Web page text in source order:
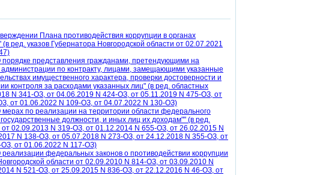
Плана противодействия коррупции в органах
ред. указов Губернатора Новгородской области от 02.07.2021
представления гражданами, претендующими на
по контракту, лицами, замещающими указанные
имущественного характера, проверки достоверности и
контроля за расходами указанных лиц" (в ред. областных
N 341-ОЗ, от 04.06.2019 N 424-ОЗ, от 05.11.2019 N 475-ОЗ, от
от 01.06.2022 N 109-ОЗ, от 04.07.2022 N 130-ОЗ)
по реализации на территории области федерального
должности, и иных лиц их доходам"" (в ред.
02.09.2013 N 319-ОЗ, от 01.12.2014 N 655-ОЗ, от 26.02.2015 N
N 138-ОЗ, от 05.07.2018 N 273-ОЗ, от 24.12.2018 N 355-ОЗ, от
от 01.06.2022 N 117-ОЗ)
федеральных законов о противодействии коррупции
области от 02.09.2010 N 814-ОЗ, от 03.09.2010 N
N 521-ОЗ, от 25.09.2015 N 836-ОЗ, от 22.12.2016 N 46-ОЗ, от